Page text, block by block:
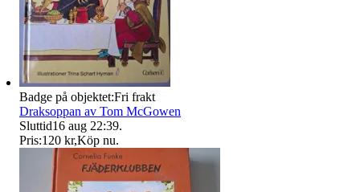
Badge på objektet:Fri frakt
Draksoppan av Tom McGowen
Sluttid16 aug 22:39.
Pris:120 kr,Köp nu.